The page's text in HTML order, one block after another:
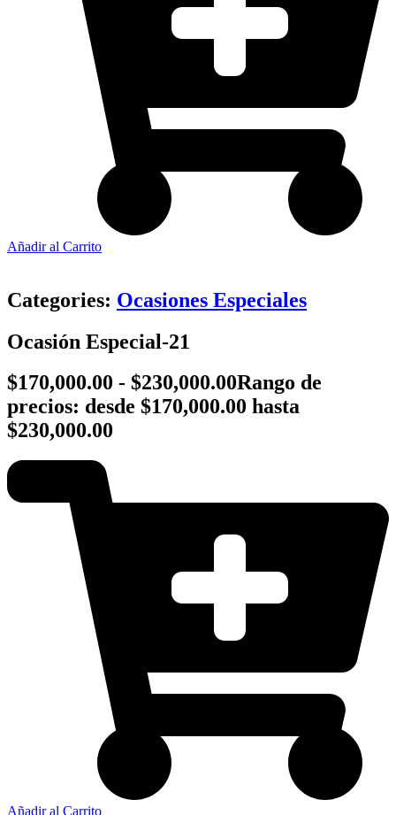
Añadir al Carrito
Categories: Ocasiones Especiales
Ocasión Especial-21
$170,000.00 - $230,000.00Rango de
precios: desde $170,000.00 hasta
$230,000.00
Añadir al Carrito